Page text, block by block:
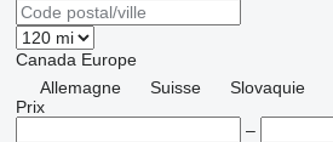
Canada Europe
Allemagne
Suisse Slovaquie
Prix
–